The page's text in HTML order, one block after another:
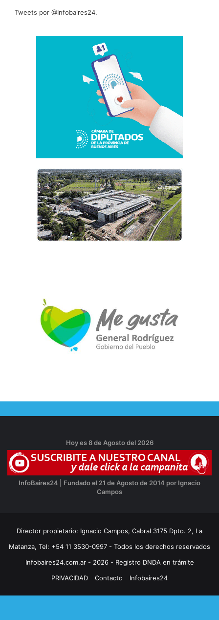
Tweets por @Infobaires24.
Hoy es 8 de Agosto del 2026
InfoBaires24 | Fundado el 21 de Agosto de 2014 por Ignacio
Campos
Director propietario: Ignacio Campos, Cabral 3175 Dpto. 2, La
Matanza, Tel: +54 11 3530-0997 - Todos los derechos reservados
Infobaires24.com.ar - 2026 - Registro DNDA en trámite
PRIVACIDAD
Contacto Infobaires24